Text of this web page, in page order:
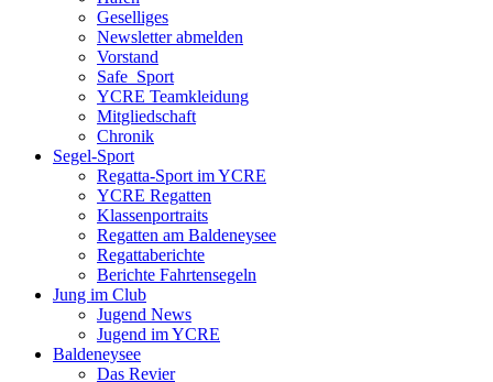
Geselliges
Newsletter abmelden
Vorstand
Safe_Sport
YCRE Teamkleidung
Mitgliedschaft
Chronik
Segel-Sport
Regatta-Sport im YCRE
YCRE Regatten
Klassenportraits
Regatten am Baldeneysee
Regattaberichte
Berichte Fahrtensegeln
Jung im Club
Jugend News
Jugend im YCRE
Baldeneysee
Das Revier